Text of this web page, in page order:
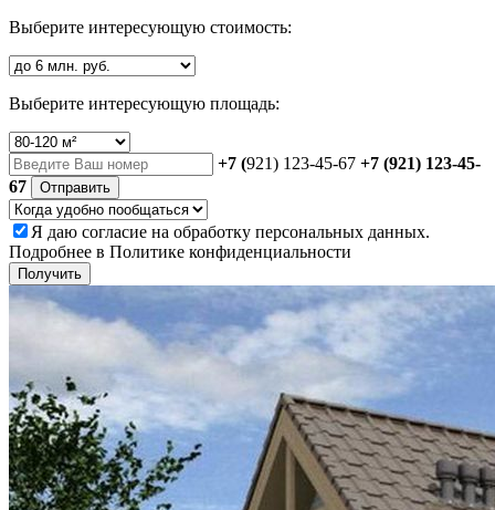
Выберите интересующую стоимость:
Выберите интересующую площадь:
+7 (921) 123-45-67 +7 (921) 123-45-
67
Отправить
Я даю согласие на обработку персональных данных.
Подробнее в Политике конфиденциальности
Получить